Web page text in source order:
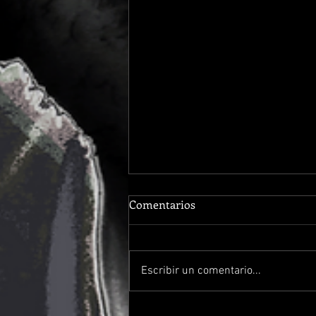
Comentarios
Escribir un comentario...